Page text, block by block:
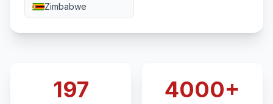
Zimbabwe
197 4000+